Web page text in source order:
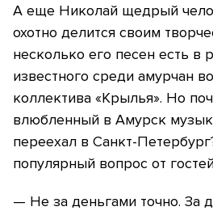
А еще Николай щедрый
охотно делится своим
несколько его песен есть в
известного среди амурчан
коллектива «Крылья». Но
влюбленный в Амурск
переехал в Санкт-
популярный вопрос от
— Не за деньгами точно. За